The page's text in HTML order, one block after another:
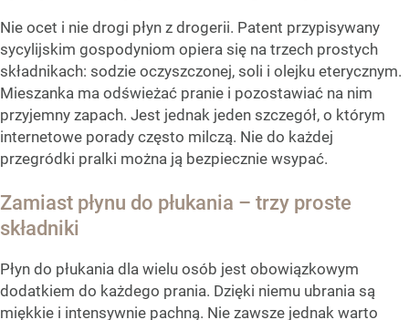
Nie ocet i nie drogi płyn z drogerii. Patent przypisywany
sycylijskim gospodyniom opiera się na trzech prostych
składnikach: sodzie oczyszczonej, soli i olejku eterycznym.
Mieszanka ma odświeżać pranie i pozostawiać na nim
przyjemny zapach. Jest jednak jeden szczegół, o którym
internetowe porady często milczą. Nie do każdej
przegródki pralki można ją bezpiecznie wsypać.
Zamiast płynu do płukania – trzy proste
składniki
Płyn do płukania dla wielu osób jest obowiązkowym
dodatkiem do każdego prania. Dzięki niemu ubrania są
miękkie i intensywnie pachną. Nie zawsze jednak warto